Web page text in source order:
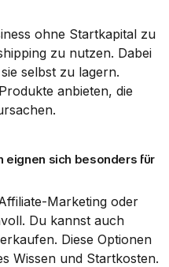
ohne Startkapital zu
zu nutzen. Dabei
selbst zu lagern.
anbieten, die
eignen sich besonders für
Marketing oder
Du kannst auch
Diese Optionen
Wissen und Startkosten.